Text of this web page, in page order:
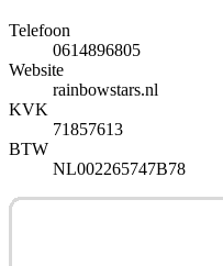
Telefoon
0614896805
Website
rainbowstars.nl
KVK
71857613
BTW
NL002265747B78